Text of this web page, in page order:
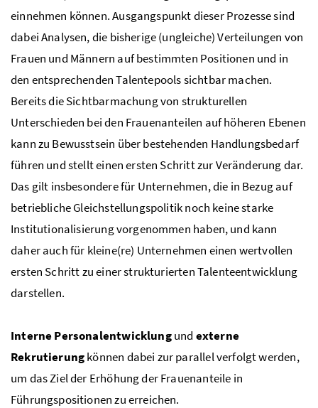
einnehmen können. Ausgangspunkt dieser Prozesse sind
dabei Analysen, die bisherige (ungleiche) Verteilungen von
Frauen und Männern auf bestimmten Positionen und in
den entsprechenden Talentepools sichtbar machen.
Bereits die Sichtbarmachung von strukturellen
Unterschieden bei den Frauenanteilen auf höheren Ebenen
kann zu Bewusstsein über bestehenden Handlungsbedarf
führen und stellt einen ersten Schritt zur Veränderung dar.
Das gilt insbesondere für Unternehmen, die in Bezug auf
betriebliche Gleichstellungspolitik noch keine starke
Institutionalisierung vorgenommen haben, und kann
daher auch für kleine(re) Unternehmen einen wertvollen
ersten Schritt zu einer strukturierten Talenteentwicklung
darstellen.
Interne Personalentwicklungund externe
Rekrutierungkönnen dabei zur parallel verfolgt werden,
um das Ziel der Erhöhung der Frauenanteile in
Führungspositionen zu erreichen.